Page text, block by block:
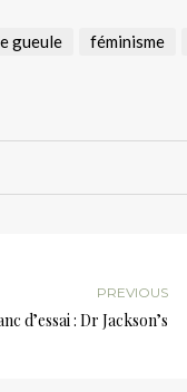
gueule féminisme
PREVIOUS
d’essai : Dr Jackson’s